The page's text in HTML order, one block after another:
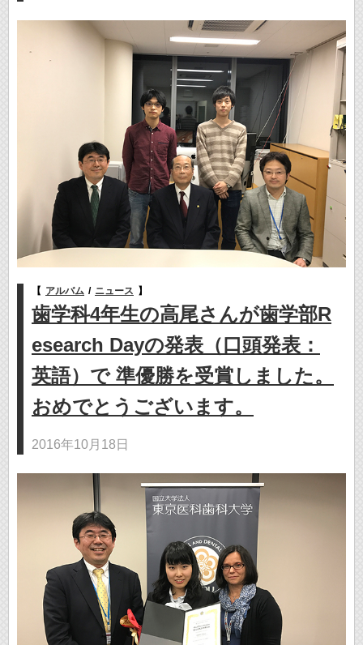
【 アルバム / ニュース 】
歯学科4年生の高尾さんが歯学部R
esearch Dayの発表（口頭発表：
英語）で 準優勝を受賞しました。
おめでとうございます。
2016年10月18日